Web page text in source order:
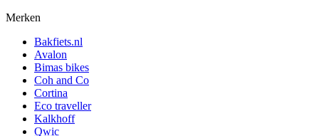
Merken
Bakfiets.nl
Avalon
Bimas bikes
Coh and Co
Cortina
Eco traveller
Kalkhoff
Qwic